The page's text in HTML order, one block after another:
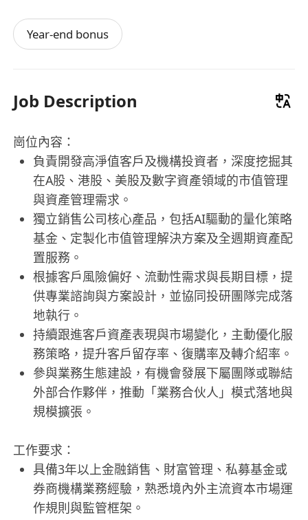
Year-end bonus
Job Description
崗位內容：
負責開發高淨值客戶及機構投資者，深度挖掘其
在A股、港股、美股及數字資產領域的市值管理
與資產管理需求。
獨立銷售公司核心產品，包括AI驅動的量化策略
基金、定製化市值管理解決方案及全週期資產配
置服務。
根據客戶風險偏好、流動性需求與長期目標，提
供專業諮詢與方案設計，並協同投研團隊完成落
地執行。
持續跟進客戶資產表現與市場變化，主動優化服
務策略，提升客戶留存率、復購率及轉介紹率。
參與業務生態建設，有機會發展下屬團隊或聯結
外部合作夥伴，推動「業務合伙人」模式落地與
規模擴張。
工作要求：
具備3年以上金融銷售、財富管理、私募基金或
券商機構業務經驗，熟悉境內外主流資本市場運
作規則與監管框架。